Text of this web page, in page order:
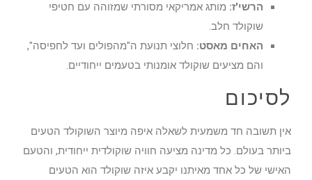
הרשי'ז:מותג אמריקאי מסורתי שמזוהה עם חטיפי
שוקולד חלב.
האחים מאסט:חלוצי תנועת ה"מהפולים ועד לחפיסה",
והם מציעים שוקולד אומנותי בטעמים ייחודיים.
לסיכום
אין תשובה חד משמעית לשאלה איפה מיוצר השוקולד הטעים
ביותר בעולם. כל מדינה מציעה חוויה שוקולדית ייחודית, והטעם
האישי של כל אחד מאיתנו יקבע איזה שוקולד הוא הטעים